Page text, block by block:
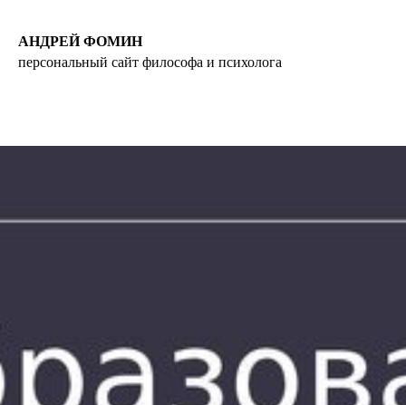
АНДРЕЙ ФОМИН
персональный сайт философа и психолога